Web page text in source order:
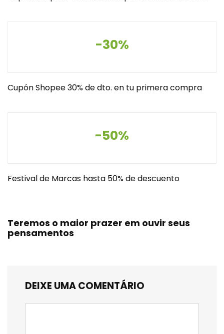
-30%
Cupón Shopee 30% de dto. en tu primera compra
-50%
Festival de Marcas hasta 50% de descuento
Teremos o maior prazer em ouvir seus
pensamentos
DEIXE UMA COMENTÁRIO